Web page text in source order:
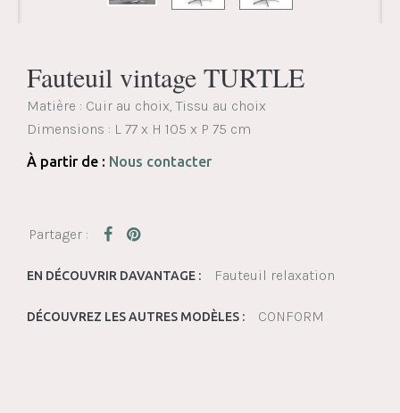
Fauteuil vintage TURTLE
Matière : Cuir au choix, Tissu au choix
Dimensions : L 77 x H 105 x P 75 cm
À partir de : Nous contacter
EN DÉCOUVRIR DAVANTAGE : Fauteuil relaxation
DÉCOUVREZ LES AUTRES MODÈLES : CONFORM